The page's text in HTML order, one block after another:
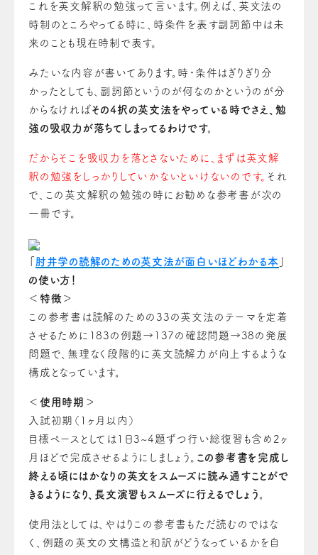
これを英文解釈の勉強って言います。例えば、英文法の
時制のところやっ てる 時に、時条件を表す副詞節中は未
来 の ことも現在時制で表す。
みたいな内容が書いてあります。時・条件はぎりぎり分
かったとしても、副詞節という の が何な の かという の が分
からなければ その4択の英文法をやっている時でさえ、勉
強の吸収力 が落ちてしまっ てる わけです。
だからそこを吸収力を落とさないために、まずは英文解
釈の勉強 を しっかりしていかないといけない の です。 それ
で、この英文解釈の勉強の時にお勧めな参考書が次の
一冊 です。
肘井学の読解のための英文法が面白いほどわかる本
の使い方！
＜特徴＞
この参考書は 読解のための33の英文法のテーマを定着
させるために 183の例題→137の確認問題→38の発展
問題で、無理なく段階的に英文読解力が向上するような
構成となっています。
＜使用時期＞
入試初期（1ヶ月以内）
目標ペースとしては1日3~4題ずつ行い総復習も含め2ヶ
月ほどで完成させるようにしましょう。 この参考書を完成し
終える頃にはかなりの英文をスムーズに読み通すことがで
きるようになり、長文演習もスムーズに行えるでしょう。
使用法としては、やはりこの参考書もただ読むのではな
く、例題の英文の文構造と和訳がどうなっているかを自